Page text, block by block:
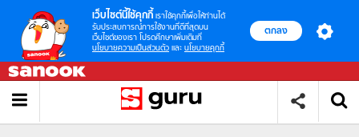
เว็บไซต์นี้ใช้คุกกี้ เราใช้คุกกี้เพื่อให้ท่านได้
รับประสบการณ์การใช้งานที่ดีที่สุดบน
เว็บไซต์ของเรา โปรดศึกษาเพิ่มเติมที่
นโยบายความเป็นส่วนตัว และ นโยบายคุกกี้
ตกลง